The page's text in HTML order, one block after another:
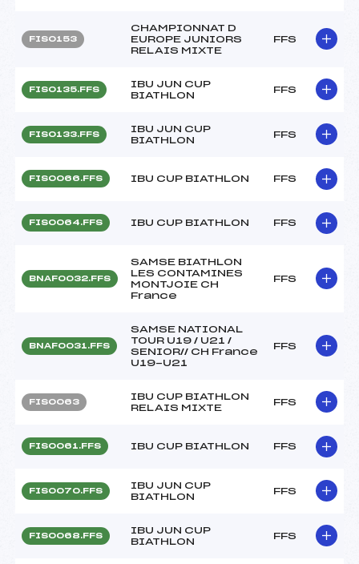
FIS0153
CHAMPIONNAT D
EUROPE JUNIORS
RELAIS MIXTE
FFS
FIS0135.FFS
IBU JUN CUP
BIATHLON
FFS
FIS0133.FFS
IBU JUN CUP
BIATHLON
FFS
FIS0066.FFS IBU CUP BIATHLON FFS
FIS0064.FFS IBU CUP BIATHLON FFS
BNAF0032.FFS
SAMSE BIATHLON
LES CONTAMINES
MONTJOIE CH
France
FFS
BNAF0031.FFS
SAMSE NATIONAL
TOUR U19 / U21 /
SENIOR// CH France
U19-U21
FFS
FIS0063
IBU CUP BIATHLON
RELAIS MIXTE
FFS
FIS0061.FFS IBU CUP BIATHLON FFS
FIS0070.FFS
IBU JUN CUP
BIATHLON
FFS
FIS0068.FFS
IBU JUN CUP
BIATHLON
FFS